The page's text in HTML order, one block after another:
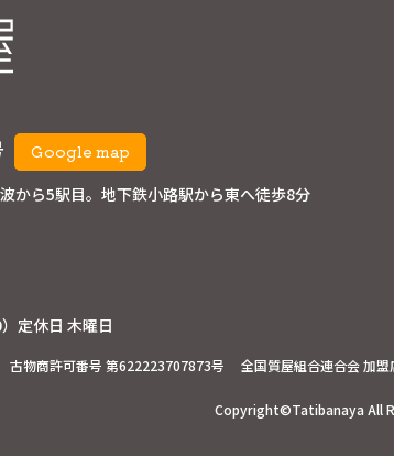
Google map
から5駅目。地下鉄小路駅から東へ徒歩8分
定休日 木曜日
古物商許可番号 第622223707873号 全国質屋組合連合会 加盟
Copyright©Tatibanaya All